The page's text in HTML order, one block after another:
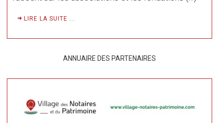
LIRE LA SUITE ...
ANNUAIRE DES PARTENAIRES